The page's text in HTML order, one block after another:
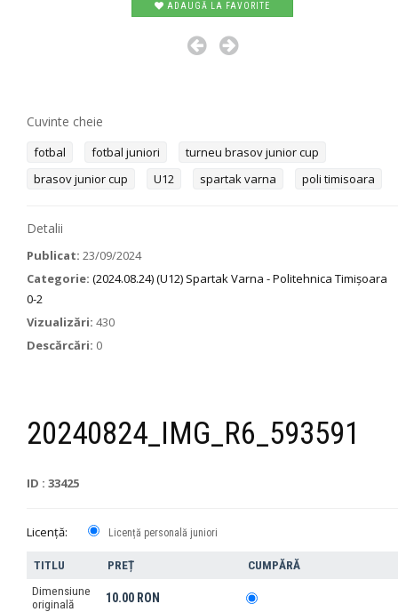
ADAUGĂ LA FAVORITE
Cuvinte cheie
fotbal fotbal juniori
turneu brasov junior cup
brasov junior cup
U12 spartak varna poli timisoara
Detalii
Publicat: 23/09/2024
Categorie: (2024.08.24) (U12) Spartak Varna - Politehnica Timișoara
0-2
Vizualizări: 430
Descărcări: 0
20240824_IMG_R6_593591
ID : 33425
Licență: Licență personală juniori
TITLU PREȚ
CUMPĂRĂ
Dimensiune
originală
10.00 RON